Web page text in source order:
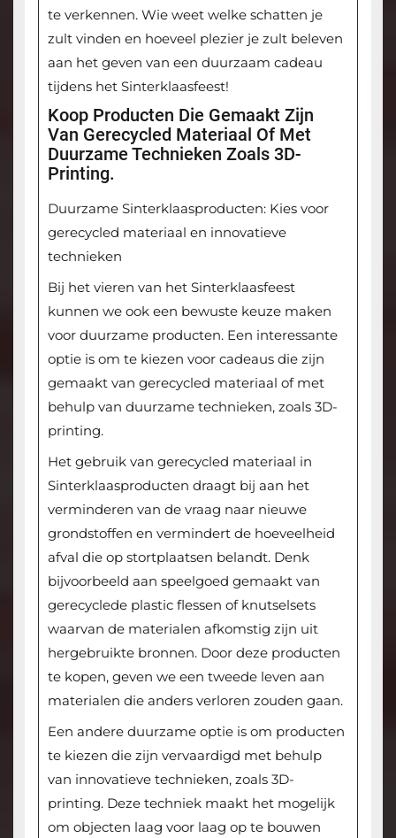
te verkennen. Wie weet welke schatten je
zult vinden en hoeveel plezier je zult beleven
aan het geven van een duurzaam cadeau
tijdens het Sinterklaasfeest!
Koop Producten Die Gemaakt Zijn
Van Gerecycled Materiaal Of Met
Duurzame Technieken Zoals 3D-
Printing.
Duurzame Sinterklaasproducten: Kies voor
gerecycled materiaal en innovatieve
technieken
Bij het vieren van het Sinterklaasfeest
kunnen we ook een bewuste keuze maken
voor duurzame producten. Een interessante
optie is om te kiezen voor cadeaus die zijn
gemaakt van gerecycled materiaal of met
behulp van duurzame technieken, zoals 3D-
printing.
Het gebruik van gerecycled materiaal in
Sinterklaasproducten draagt bij aan het
verminderen van de vraag naar nieuwe
grondstoffen en vermindert de hoeveelheid
afval die op stortplaatsen belandt. Denk
bijvoorbeeld aan speelgoed gemaakt van
gerecyclede plastic flessen of knutselsets
waarvan de materialen afkomstig zijn uit
hergebruikte bronnen. Door deze producten
te kopen, geven we een tweede leven aan
materialen die anders verloren zouden gaan.
Een andere duurzame optie is om producten
te kiezen die zijn vervaardigd met behulp
van innovatieve technieken, zoals 3D-
printing. Deze techniek maakt het mogelijk
om objecten laag voor laag op te bouwen